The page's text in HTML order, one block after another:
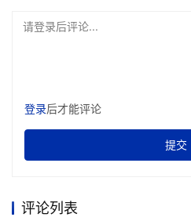
或者PSRAM)和NAND型闪存
容量的SRAM和高容量的闪存
在手机的应用中，目前另一
口SRAM用于处理器之间的通信
请登录后评论...
登录后才能评论
提交
评论列表